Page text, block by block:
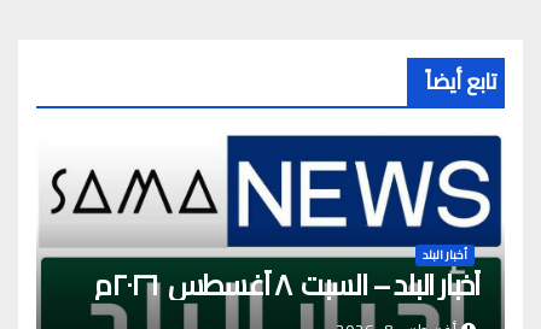
تابع أيضاً
أخبار البلد
أخبار البلد – السبت ٨ أغسطس ٢٠٢٦م